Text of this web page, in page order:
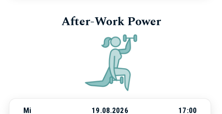
After-Work Power
Mi 19.08.2026
17:00